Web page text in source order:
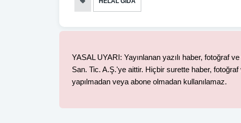
YASAL UYARI: Yayınlanan yazılı haber, fotoğraf
San. Tic. A.Ş.'ye aittir. Hiçbir surette haber,
yapılmadan veya abone olmadan kullanılamaz.